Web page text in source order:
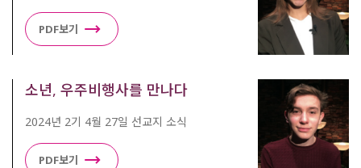
PDF보기
소년, 우주비행사를 만나다
2024년 2기 4월 27일 선교지 소식
PDF보기